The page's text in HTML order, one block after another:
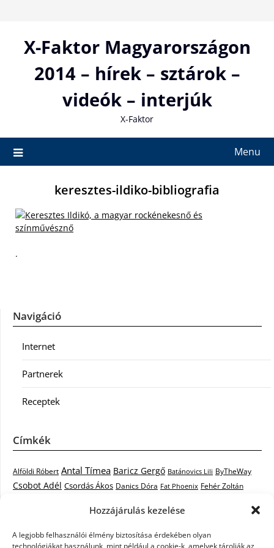
Hozzájárulás kezelése
A legjobb felhasználói élmény biztosítása érdekében olyan
technológiákat használunk, mint például a cookie-k, amelyek tárolják az
contentX-Faktor Magyarországon
2014 – hírek – sztárok –
videók – interjúk
X-Faktor
Menu
keresztes-ildiko-bibliografia
.
Navigáció
Internet
Partnerek
Receptek
Címkék
Alföldi Róbert Antal Tímea Baricz Gergő Batánovics Lili ByTheWay
Csobot Adél Csordás Ákos Danics Dóra Fat Phoenix Fehér Zoltán
Kovács László Stone
Krasznai Tünde Like LiL C. Malek Miklós mentor Muri Enikő